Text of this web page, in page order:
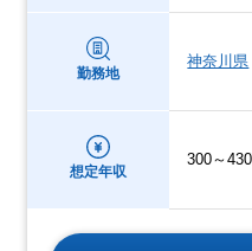
勤務地
神奈川県
想定年収
300～